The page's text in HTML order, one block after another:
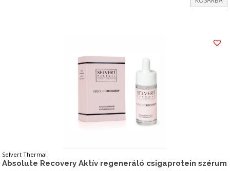
Selvert Thermal
Absolute Recovery Aktív regeneráló csigaprotein szérum